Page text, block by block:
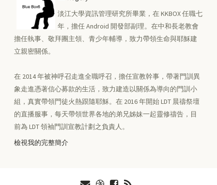
淡江大學資訊管理研究所畢業，在 KKBOX 任職七
年，擔任 Android 開發部副理。在中和長老教會
擔任執事、敬拜團主領、青少年輔導，致力帶領生命與耶穌建
立親密關係。
在 2014 年被神呼召走進全職呼召，擔任宣教幹事，帶著門訓異
象走進憑著信心募款的生活，致力建造以關係為導向的門訓小
組，真實帶領門徒火熱跟隨耶穌。在 2016 年開始 LDT 晨禱祭壇
的直播服事，每天帶領世界各地的弟兄姊妹一起靈修禱告，目
前為 LDT 領袖門訓宣教計劃之負責人。
檢視我的完整簡介